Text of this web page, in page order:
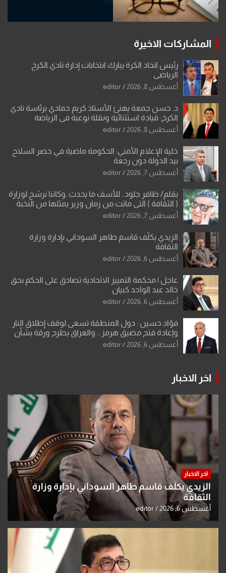
المشاركات الاخيرة
رئيس اتحاد الكرة يبارك انتخابات إدارة نادي الكرخ
الرياضي
أغسطس 8, 2026 editor
د. حسن جمعة يهنئ الأستاذ كريم حمادي برئاسة نادي
الكرخ: قيادة استثنائية ونقلة نوعية في الرياضة
العراقية
أغسطس 8, 2026 editor
خلية الإعلام الأمني: الحكومة ماضية في حصر السلاح
بيد الدولة دون رجعة
أغسطس 7, 2026 editor
بقلم/ ظافر جلود.. للأسف ما يحدث .وكاننا نرشح لوزارة
( الثقافة ) التي ماتت من زمان وزير يمثلها من النخبة
والإرث العظيم للثقافة العراقية..
أغسطس 7, 2026 editor
الزيدي يكلّف قاسم طاهر السوداني بإدارة وزارة
الثقافة
أغسطس 6, 2026 editor
عاجل | محكمة التمييز الاتحادية تصادق على الحكم بحق
خالد عبد الواحد كبيان
أغسطس 6, 2026 editor
فؤاد حسين : دول المنطقة تسعى لوقف إطلاق النار
وإعادة فتح مضيق هرمز .. والعراق يطرح ورقة بشأن
تحولات القدس
أغسطس 6, 2026 editor
اخر الاخبار
اخر الاخبار
الزيدي يكلّف قاسم طاهر السوداني بإدارة وزارة
الثقافة
أغسطس 6, 2026 editor